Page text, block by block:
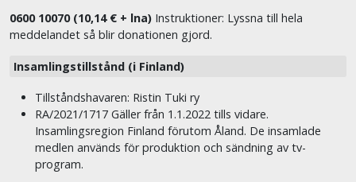
0600 10070 (10,14 € + lna) Instruktioner: Lyssna till hela
meddelandet så blir donationen gjord.
Insamlingstillstånd (i Finland)
Tillståndshavaren: Ristin Tuki ry
RA/2021/1717 Gäller från 1.1.2022 tills vidare.
Insamlingsregion Finland förutom Åland. De insamlade
medlen används för produktion och sändning av tv-
program.